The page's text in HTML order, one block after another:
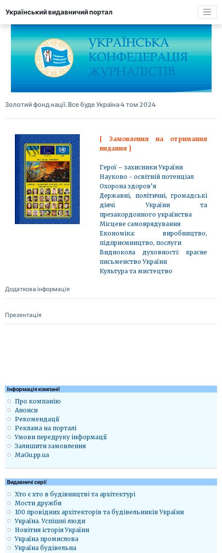
Український видавничий портал
Золотий фонд нації. Все буде Україна 4 том 2024
[ Замовлення на отримання
видання ]
Герої – захисники України
Науково - освітній потенціал
Охорона здоров’я
Державні, політичні, громадські
діячі України та
презакордонного українства
Місцеве самоврядування
Економіка: виробництво,
підприємництво, послуги
Виднокола духовності: красне
письменство України
Культура та мистецтво
Додаткова інформація
Презентація
Iнформація компанії
Про компанію
Анонси
Рекомендації
Реклама на порталі
Умови передруку інформації
Залишити замовлення
MaGu.pp.ua
Видавничі серії
Хто є хто в будівництві та архітектурі
Мости дружби
100 провідних архітекторів та будівельників України
Україна. Успішні люди
Новітня історія України
Україна промислова
Україна будівельна